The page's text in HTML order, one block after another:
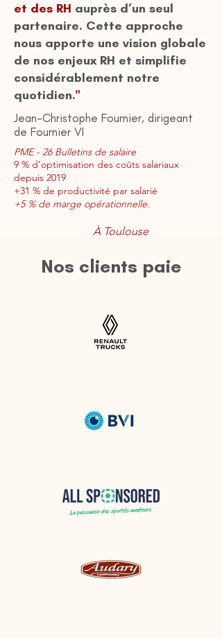
et des RH auprès d’un seul
partenaire. Cette approche
nous apporte une vision globale
de nos enjeux RH et simplifie
considérablement notre
quotidien."
Jean-Christophe Fournier, dirigeant
de Fournier VI
PME - 26 Bulletins de salaire
9 % d’optimisation des coûts salariaux
depuis 2019
+31 % de productivité par salarié
+5 % de marge opérationnelle.
À Toulouse
Nos clients paie